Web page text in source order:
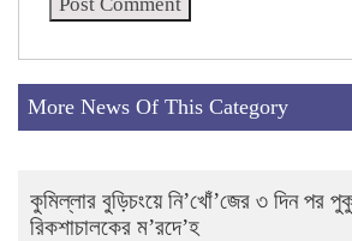
More News Of This Category
কুমিল্লার বুড়িচংয়ে নি’খোঁ’জের ৩ দিন পর
রিকশাচালকের ম’রদে’হ